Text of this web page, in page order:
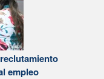
empleo